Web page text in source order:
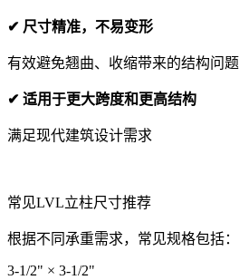
✔ 尺寸精准，不易变形
有效避免翘曲、收缩带来的结构问题
✔ 适用于更大跨度和更高结构
满足现代建筑设计需求
常见LVL立柱尺寸推荐
根据不同承重需求，常见规格包括：
3-1/2" × 3-1/2"